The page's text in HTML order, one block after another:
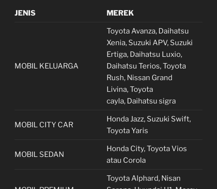
JENIS MEREK
MOBIL KELUARGA
Toyota Avanza, Daihatsu
Xenia, Suzuki APV, Suzuki
Ertiga, Daihatsu Luxio,
Daihatsu Terios, Toyota
Rush, Nissan Grand
Livina, Toyota
cayla, Daihatsu sigra
MOBIL CITY CAR
Honda Jazz, Suzuki Swift,
Toyota Yaris
MOBIL SEDAN
Honda City, Toyota Vios
atau Corola
Toyota Alphard, Nisan